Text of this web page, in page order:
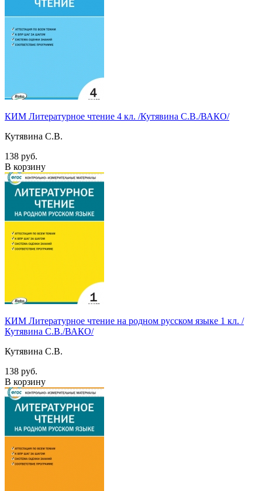
КИМ Литературное чтение 4 кл. /Кутявина С.В./ВАКО/
Кутявина С.В.
138 руб.
В корзину
КИМ Литературное чтение на родном русском языке 1 кл. /
Кутявина С.В./ВАКО/
Кутявина С.В.
138 руб.
В корзину